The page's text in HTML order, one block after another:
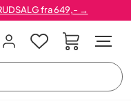
fra 649,- →